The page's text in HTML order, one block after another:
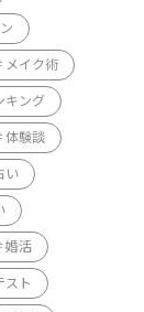
メイク術
キング
体験談
い
婚活
スト